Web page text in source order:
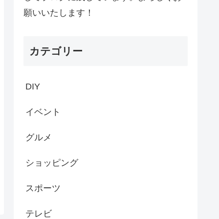
願いいたします！
カテゴリー
DIY
イベント
グルメ
ショッピング
スポーツ
テレビ